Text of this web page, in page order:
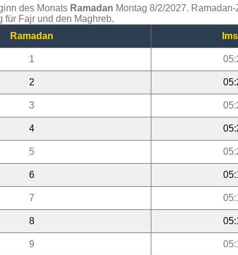
des Monats Ramadan Montag 8/2/2027.
für Fajr und den Maghreb.
Ramadan
1
2
3
4
5
6
7
8
9